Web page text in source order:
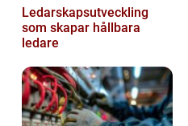
Ledarskapsutveckling
som skapar hållbara
ledare